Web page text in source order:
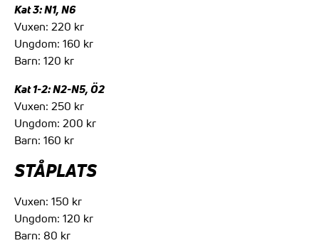
Kat 3: N1, N6
Vuxen: 220 kr
Ungdom: 160 kr
Barn: 120 kr
Kat 1-2: N2-N5, Ö2
Vuxen: 250 kr
Ungdom: 200 kr
Barn: 160 kr
STÅPLATS
Vuxen: 150 kr
Ungdom: 120 kr
Barn: 80 kr